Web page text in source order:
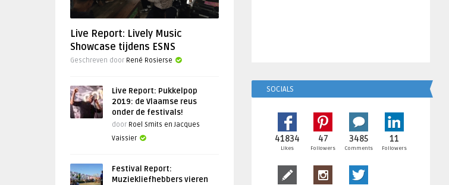
Live Report: Lively Music
Showcase tijdens ESNS
Geschreven door René Rosierse
Live Report: Pukkelpop
2019: de Vlaamse reus
onder de festivals!
door Roel Smits en Jacques
Vaissier
Festival Report:
Muziekliefhebbers vieren
SOCIALS
41834
Likes
47
Followers
3485
Comments
11
Followers